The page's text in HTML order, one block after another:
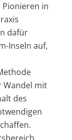
in
dafür
Inseln auf,
Wandel mit
des